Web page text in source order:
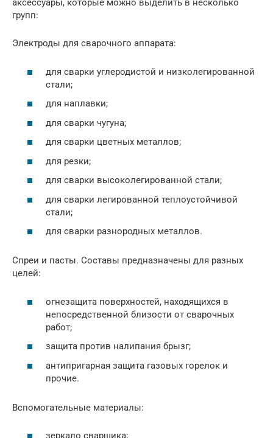
аксессуары, которые можно выделить в несколько
групп:
Электроды для сварочного аппарата:
для сварки углеродистой и низколегированной
стали;
для наплавки;
для сварки чугуна;
для сварки цветных металлов;
для резки;
для сварки высоколегированной стали;
для сварки легированной теплоустойчивой
стали;
для сварки разнородных металлов.
Спреи и пасты. Составы предназначены для разных
целей:
огнезащита поверхностей, находящихся в
непосредственной близости от сварочных
работ;
защита против налипания брызг;
антипригарная защита газовых горелок и
прочие.
Вспомогательные материалы:
зеркало сварщика;